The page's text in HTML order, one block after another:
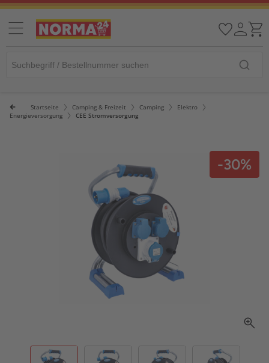
Startseite Camping & Freizeit Camping
Elektro
Energieversorgung
CEE Stromversorgung
-30%